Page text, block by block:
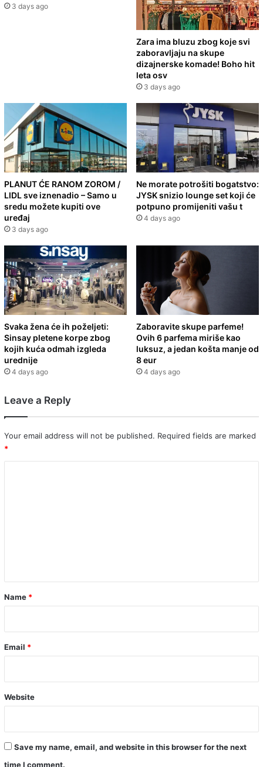
3 days ago
Zara ima bluzu zbog koje svi
zaboravljaju na skupe
dizajnerske komade! Boho hit
leta osv
3 days ago
PLANUT ĆE RANOM ZOROM /
LIDL sve iznenadio – Samo u
sredu možete kupiti ove
uređaj
3 days ago
Ne morate potrošiti bogatstvo:
JYSK snizio lounge set koji će
potpuno promijeniti vašu t
4 days ago
Svaka žena će ih poželjeti:
Sinsay pletene korpe zbog
kojih kuća odmah izgleda
urednije
4 days ago
Zaboravite skupe parfeme!
Ovih 6 parfema miriše kao
luksuz, a jedan košta manje od
8 eur
4 days ago
Leave a Reply
Your email address will not be published. Required fields are marked
*
*
Name *
Email *
Website
Save my name, email, and website in this browser for the next
time I comment.